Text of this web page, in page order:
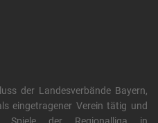
der Landesverbände Bayern,
eingetragener Verein tätig und